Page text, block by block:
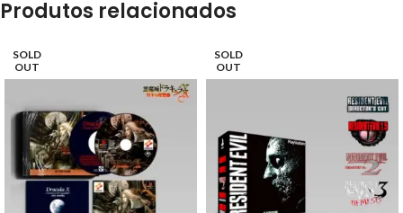
Produtos relacionados
SOLD
OUT
SOLD
OUT